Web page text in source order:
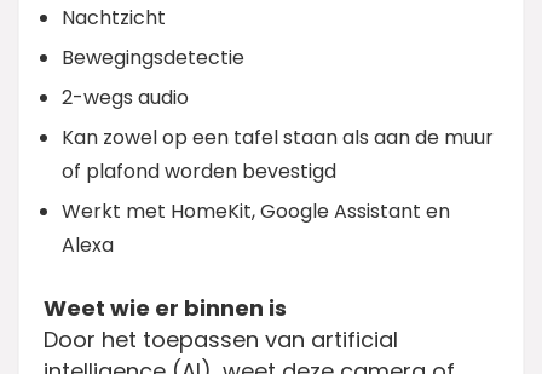
Nachtzicht
Bewegingsdetectie
2-wegs audio
Kan zowel op een tafel staan als aan de muur
of plafond worden bevestigd
Werkt met HomeKit, Google Assistant en
Alexa
Weet wie er binnen is
Door het toepassen van artificial